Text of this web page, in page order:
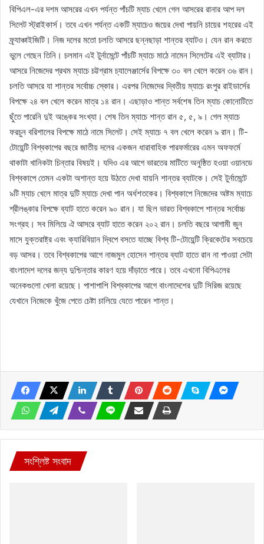
বিপিএল-এর দশম আসরের এখন পর্যন্ত পাঁচটি ম্যাচ খেলে গেল আসরের রানার আপ দল
সিলেট স্ট্রাইকার্স। তবে এখন পর্যন্ত একটি ম্যাচেও জয়ের দেখা পায়নি চায়ের শহরের এই
ফ্র্যাঞ্চাইজিটি। নিজ দলের মতো চলতি আসরে ছন্নছাড়া শান্তর ব্যাটও। যেন রান করতে
ভুলে গেছেন তিনি। চলমান এই টুর্নামেন্টে পাঁচটি ম্যাচে মাঠে নামেন সিলেটের এই ব্যাটার।
আসরে নিজেদের প্রথম ম্যাচে চট্টগ্রাম চ্যালেঞ্জার্সের বিপক্ষে ৩০ বল খেলে করেন ৩৬ রান।
চলতি আসরে যা শান্তর সর্বোচ্চ স্কোর। এরপর নিজেদের দ্বিতীয় ম্যাচে রংপুর রাইডার্সের
বিপক্ষে ২৪ বল খেলে করেন মাত্র ১৪ রান। এছাড়াও শান্ত সর্বশেষ তিন ম্যাচ কোনোটিতে
ছুঁতে পারেনি দুই অঙ্কের সংখ্যা। শেষ তিন ম্যাচে শান্ত রান ৫, ৫, ৯। গেল ম্যাচে
ফরচুন বরিশালের বিপক্ষে মাঠে নামে সিলেট। সেই ম্যাচে ৭ বল খেলে করেন ৯ রান। টি-
টোয়েন্টি বিশ্বকাপের বছরে জাতীয় দলের একজন ধারাবাহিক পারফর্মারের এমন অফফর্মে
থাকাটা খানিকটা চিন্তার বিষয়ই। যদিও এর আগে ভারতের মাটিতে অনুষ্ঠিত হওয়া ওয়ানডে
বিশ্বকাপে তেমন একটা অশান্ত হয়ে উঠতে দেখা যায়নি শান্তর ব্যাটকে। সেই টুর্নামেন্টে
৯টি ম্যাচ খেলে মাত্র দুটি ম্যাচে দেখা পান অর্ধশতকের। বিশ্বকাপে নিজেদের অষ্টম ম্যাচে
শ্রীলঙ্কার বিপক্ষে ব্যাট হাতে করেন ৯০ রান। যা ছিল ভারত বিশ্বকাপে শান্তর সর্বোচ্চ
সংগ্রহ। সব মিলিয়ে ঐ আসরে ব্যাট হাতে করেন ২০২ রান। চলতি বছরে আগামী জুন
মাসে যুক্তরাষ্ট্র এবং ক্যারিবিয়ান দ্বিপে বসতে যাচ্ছে বিশ্ব টি-টোয়েন্টি ক্রিকেটের সবচেয়ে
বড় আসর। তবে বিশ্বকাপের আগে নাজমুল হোসেন শান্তর ব্যাট হাতে রান না পাওয়া সেটা
বাংলাদেশ দলের জন্য দুশ্চিন্তার কারণ হয়ে দাঁড়াতে পারে। তবে এখনো বিপিএলের
অনেকগুলো খেলা রয়েছে। পাশাপাশি বিশ্বকাপের আগে বাংলাদেশের দুটি সিরিজ রয়েছে
যেখানে নিজেকে খুঁজে পেতে চেষ্টা চালিয়ে যেতে পারেন শান্ত।
সংশ্লিষ্ট সংবাদ